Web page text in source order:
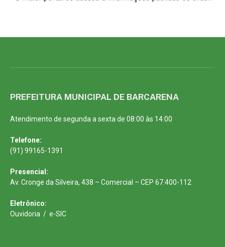
PREFEITURA MUNICIPAL DE BARCARENA
Atendimento de segunda a sexta de 08:00 às 14:00
Telefone:
(91) 99165-1391
Presencial:
Av. Cronge da Silveira, 438 – Comercial – CEP 67.400-112
Eletrônico:
Ouvidoria / e-SIC